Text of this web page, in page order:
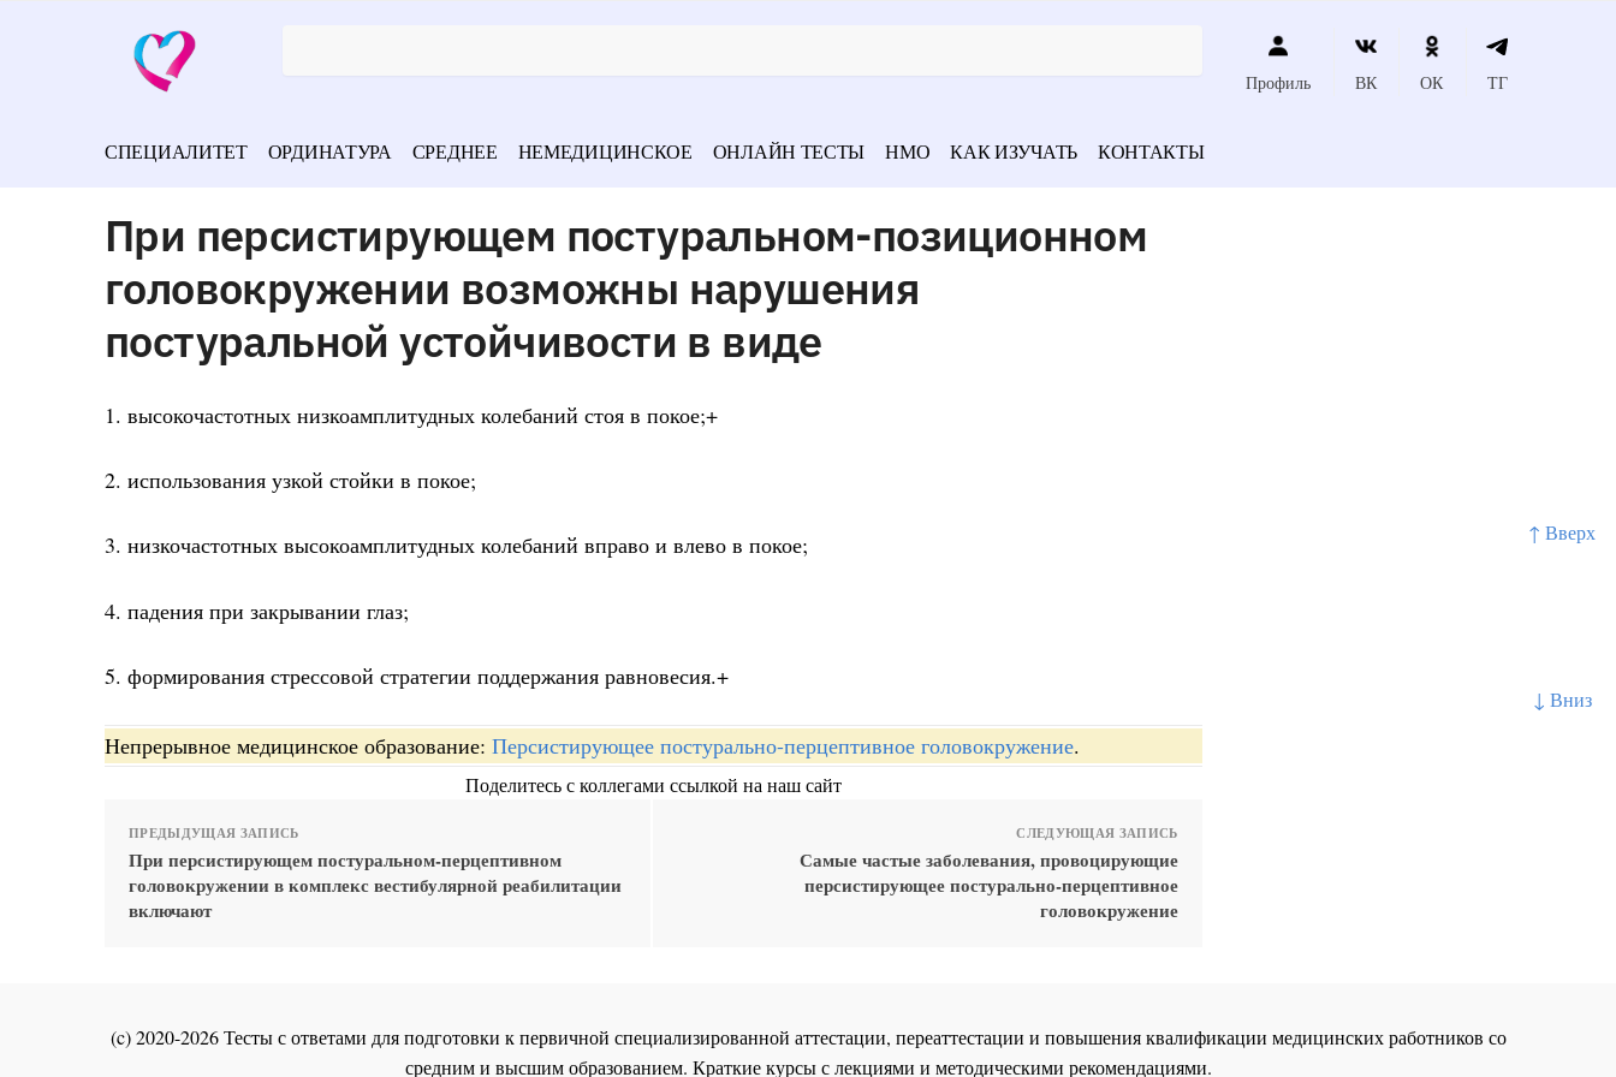
↑ Вверх
↓ Вниз
Профиль ВК ОК ТГ
СПЕЦИАЛИТЕТ ОРДИНАТУРА СРЕДНЕЕ НЕМЕДИЦИНСКОЕ ОНЛАЙН ТЕСТЫ НМО КАК ИЗУЧАТЬ КОНТАКТЫ
При персистирующем постуральном-позиционном
головокружении возможны нарушения
постуральной устойчивости в виде
1. высокочастотных низкоамплитудных колебаний стоя в покое;+
2. использования узкой стойки в покое;
3. низкочастотных высокоамплитудных колебаний вправо и влево в покое;
4. падения при закрывании глаз;
5. формирования стрессовой стратегии поддержания равновесия.+
Непрерывное медицинское образование: Персистирующее постурально-перцептивное головокружение.
Поделитесь с коллегами ссылкой на наш сайт
ПРЕДЫДУЩАЯ ЗАПИСЬ
При персистирующем постуральном-перцептивном
головокружении в комплекс вестибулярной реабилитации
включают
СЛЕДУЮЩАЯ ЗАПИСЬ
Самые частые заболевания, провоцирующие
персистирующее постурально-перцептивное
головокружение
(c) 2020-2026 Тесты с ответами для подготовки к первичной специализированной аттестации, переаттестации и повышения квалификации медицинских работников со
средним и высшим образованием. Краткие курсы с лекциями и методическими рекомендациями.